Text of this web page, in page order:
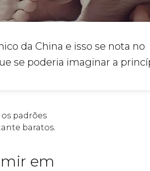
da China e isso se nota no
se poderia imaginar a
padrões
baratos.
em